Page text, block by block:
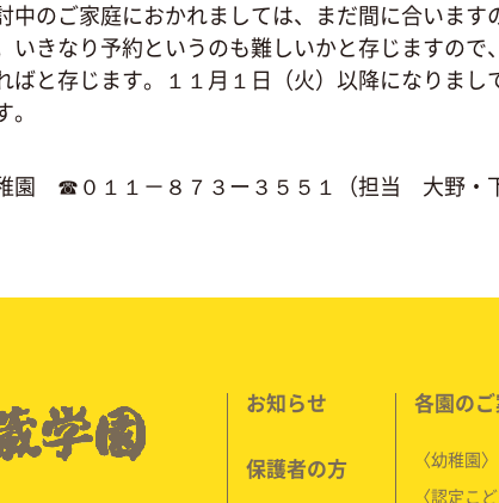
中のご家庭におかれましては、まだ間に合いま
いきなり予約というのも難しいかと存じますの
ばと存じます。１１月１日（火）以降になりま
園 ☎０１１－８７３ー３５５１（担当 大野・下
お知らせ
保護者の方
各園の
〈幼稚園〉
〈認定こ